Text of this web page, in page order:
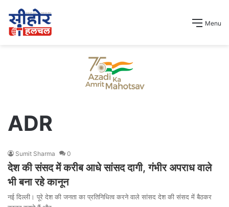
Menu
ADR
Sumit Sharma 0
देश की संसद में करीब आधे सांसद दागी, गंभीर अपराध वाले
भी बना रहे कानून
नई दिल्ली। पूरे देश की जनता का प्रतिनिधित्व करने वाले सांसद देश की संसद में बैठकर